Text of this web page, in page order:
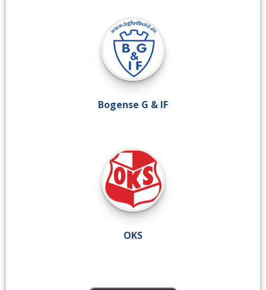
Bogense G & IF
OKS